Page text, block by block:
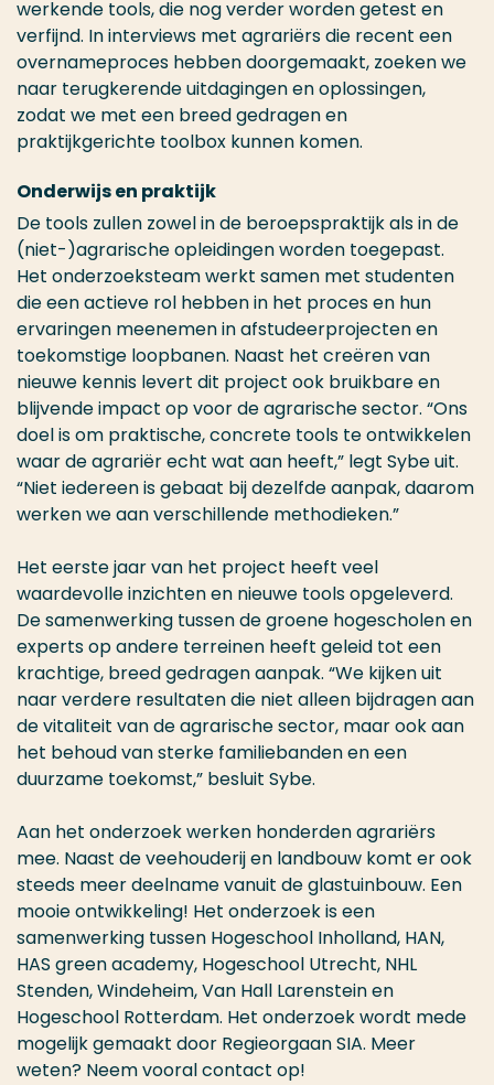
werkende tools, die nog verder worden getest en
verfijnd. In interviews met agrariërs die recent een
overnameproces hebben doorgemaakt, zoeken we
naar terugkerende uitdagingen en oplossingen,
zodat we met een breed gedragen en
praktijkgerichte toolbox kunnen komen.
Onderwijs en praktijk
De tools zullen zowel in de beroepspraktijk als in de
(niet-)agrarische opleidingen worden toegepast.
Het onderzoeksteam werkt samen met studenten
die een actieve rol hebben in het proces en hun
ervaringen meenemen in afstudeerprojecten en
toekomstige loopbanen. Naast het creëren van
nieuwe kennis levert dit project ook bruikbare en
blijvende impact op voor de agrarische sector. “Ons
doel is om praktische, concrete tools te ontwikkelen
waar de agrariër echt wat aan heeft,” legt Sybeuit.
“Niet iedereen is gebaat bij dezelfde aanpak, daarom
werken we aan verschillende methodieken.”
Het eerste jaar van het project heeft veel
waardevolle inzichten en nieuwe tools opgeleverd.
De samenwerking tussen de groene hogescholen en
experts op andere terreinen heeft geleid tot een
krachtige, breed gedragen aanpak. “We kijken uit
naar verdere resultaten die niet alleen bijdragen aan
de vitaliteit van de agrarische sector, maar ook aan
het behoud van sterke familiebanden en een
duurzame toekomst,” besluit Sybe.
Aan het onderzoek werken honderden agrariërs
mee. Naast de veehouderij en landbouw komt er ook
steeds meer deelname vanuit de glastuinbouw. Een
mooie ontwikkeling! Het onderzoek is een
samenwerking tussen Hogeschool Inholland, HAN,
HAS greenacademy, Hogeschool Utrecht, NHL
Stenden, Windeheim, Van Hall Larensteinen
Hogeschool Rotterdam. Het onderzoek wordt mede
mogelijk gemaakt door Regieorgaan SIA. Meer
weten? Neem vooral contact op!